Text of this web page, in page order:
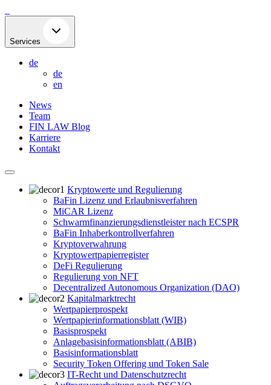
to
Services
de
de
en
News
Team
FIN LAW Blog
Karriere
Kontakt
Kryptowerte und Regulierung
BaFin Lizenz und Erlaubnisverfahren
MiCAR Lizenz
Schwarmfinanzierungsdienstleister nach ECSPR
BaFin Inhaberkontrollverfahren
Kryptoverwahrung
Kryptowertpapierregister
DeFi Regulierung
Regulierung von NFT
Decentralized Autonomous Organization (DAO)
Kapitalmarktrecht
Wertpapierprospekt
Wertpapierinformationsblatt (WIB)
Basisprospekt
Anlagebasisinformationsblatt (ABIB)
Basisinformationsblatt
Security Token Offering und Token Sale
IT-Recht und Datenschutzrecht